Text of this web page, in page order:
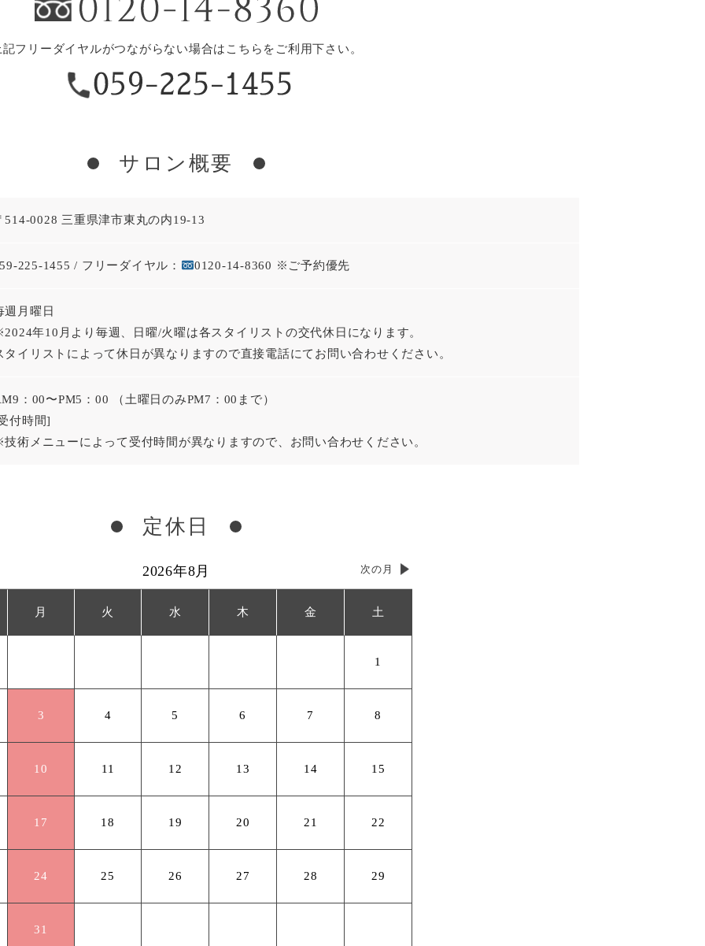
記フリーダイヤルがつながらない場合はこちらをご利用下さい。
サロン概要
514-0028 三重県津市東丸の内19-13
225-1455 / フリーダイヤル： 0120-14-8360 ※ご予約優先
週月曜日
年10月より毎週、日曜/火曜は各スタイリストの交代休日になります。
タイリストによって休日が異なりますので直接電話にてお問い合わせください。
：00〜PM5：00 （土曜日のみPM7：00まで）
付時間]
術メニューによって受付時間が異なりますので、お問い合わせください。
定休日
2026年8月
月 火 水 木 金 土
1
3 4 5 6 7 8
10 11 12 13 14 15
17 18 19 20 21 22
24 25 26 27 28 29
31